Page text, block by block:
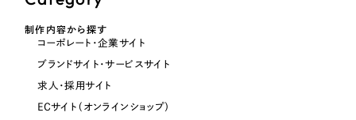
オレンジ・橙色
イエロー・黄色
制作内容から探す
コーポレート・企業サイト
ブランドサイト・サービスサイト
求人・採用サイト
ECサイト（オンラインショップ）